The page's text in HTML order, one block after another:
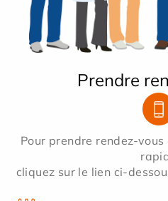
Prendre
Pour prendre rendez-
cliquez sur le lien ci-